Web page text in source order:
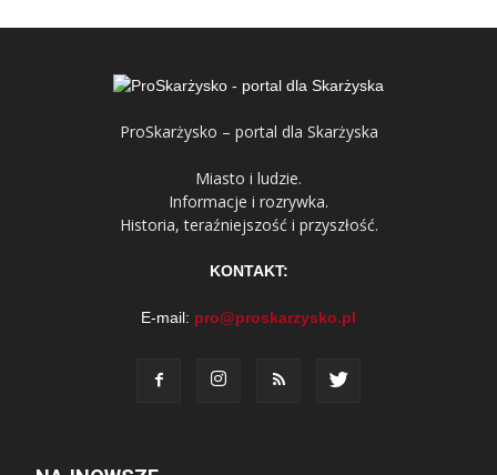
ProSkarżysko – portal dla Skarżyska
Miasto i ludzie.
Informacje i rozrywka.
Historia, teraźniejszość i przyszłość.
KONTAKT:
E-mail: pro@proskarzysko.pl